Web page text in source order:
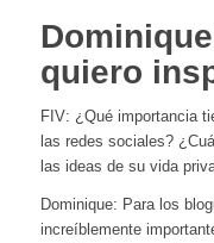
quiero
FIV: ¿Qué importancia
las redes sociales?
las ideas de su vida
Dominique: Para los
increíblemente